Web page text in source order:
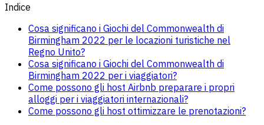
Indice
Cosa significano i Giochi del Commonwealth di
Birmingham 2022 per le locazioni turistiche nel
Regno Unito?
Cosa significano i Giochi del Commonwealth di
Birmingham 2022 per i viaggiatori?
Come possono gli host Airbnb preparare i propri
alloggi per i viaggiatori internazionali?
Come possono gli host ottimizzare le prenotazioni?